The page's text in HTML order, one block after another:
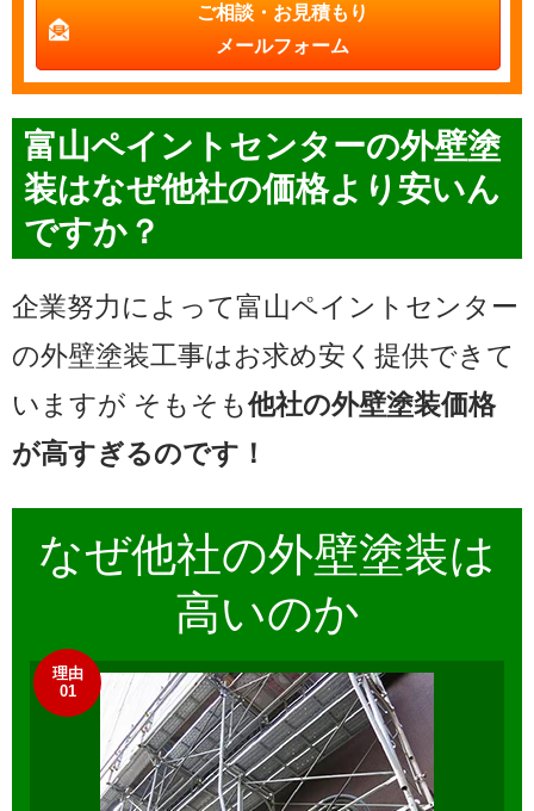
ご相談・お見積もり
メールフォーム
富山ペイントセンターの外壁塗
装はなぜ他社の価格より安いん
ですか？
企業努力によって富山ペイントセンター
の外壁塗装工事はお求め安く提供できて
いますが そもそも他社の外壁塗装価格
が高すぎるのです！
なぜ他社の外壁塗装は
高いのか
理由
01